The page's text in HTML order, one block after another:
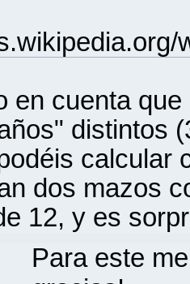
en cuenta
distintos
calcular
dos mazos
12, y es
Para este